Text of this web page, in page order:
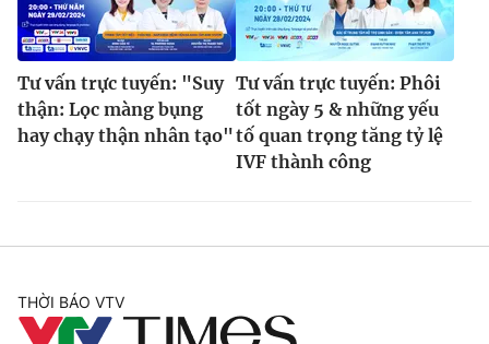
Tư vấn trực tuyến: "Suy
thận: Lọc màng bụng
hay chạy thận nhân tạo"
Tư vấn trực tuyến: Phôi
tốt ngày 5 & những yếu
tố quan trọng tăng tỷ lệ
IVF thành công
THỜI BÁO VTV